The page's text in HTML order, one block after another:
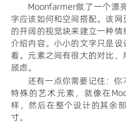
Moonfarmer做了一个漂
字应该如何和空间搭配。该
的开阔的视觉块来建立一种
介绍内容。小小的文字只是
看。元素之间有很大的对比
顾虑。
还有一点你需要记住：
特殊的艺术元素，就像在
样，然后在整个设计的其余
寸。